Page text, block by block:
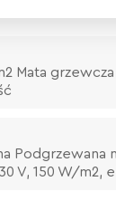
Mata grzewcza
Podgrzewana
V, 150 W/m2,